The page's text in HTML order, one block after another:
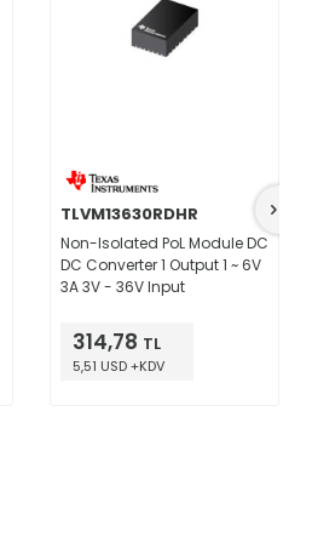
TLVM13630RDHR
Non-Isolated PoL Module DC
DC Converter 1 Output 1 ~ 6V
3A 3V - 36V Input
314,78 TL
5,51 USD +KDV